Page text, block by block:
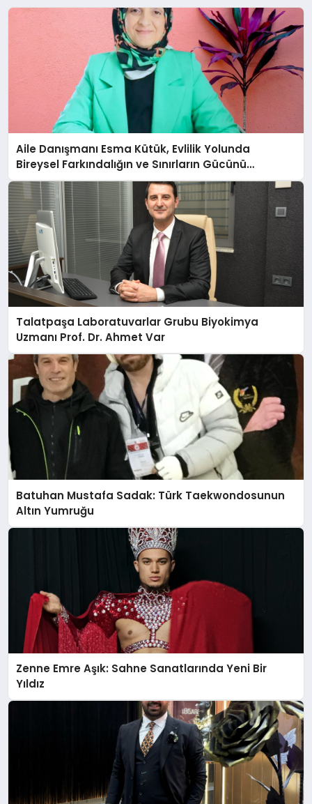
Aile Danışmanı Esma Kütük, Evlilik Yolunda
Bireysel Farkındalığın ve Sınırların Gücünü
Anlatıyor
Talatpaşa Laboratuvarlar Grubu Biyokimya
Uzmanı Prof. Dr. Ahmet Var
Batuhan Mustafa Sadak: Türk Taekwondosunun
Altın Yumruğu
Zenne Emre Aşık: Sahne Sanatlarında Yeni Bir
Yıldız